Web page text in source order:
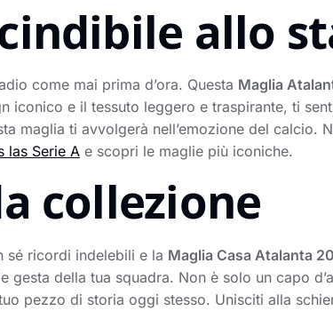
allo
come mai prima d’ora. Questa Maglia
iconico e il tessuto leggero e traspirante, ti
maglia ti avvolgerà nell’emozione del calcio.
las Serie Ae scopri le maglie più iconiche.
collezione
sé ricordi indelebili e la Maglia Casa Atalanta
gesta della tua squadra. Non è solo un capo
pezzo di storia oggi stesso. Unisciti alla